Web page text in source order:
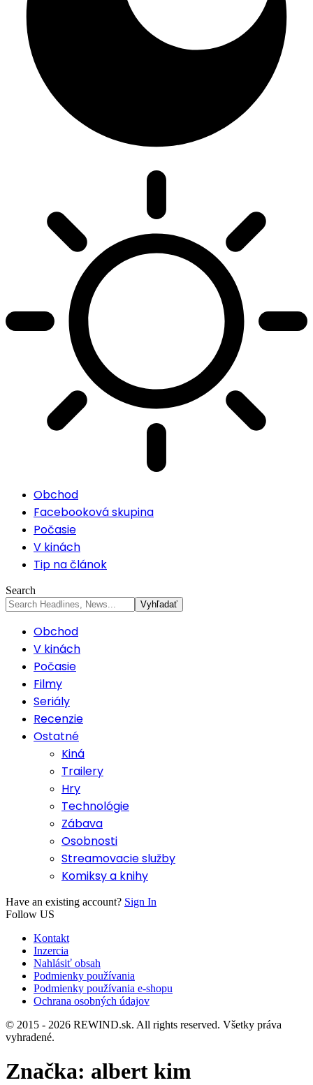
Obchod
Facebooková skupina
Počasie
V kinách
Tip na článok
Search
Obchod
V kinách
Počasie
Filmy
Seriály
Recenzie
Ostatné
Kiná
Trailery
Hry
Technológie
Zábava
Osobnosti
Streamovacie služby
Komiksy a knihy
Have an existing account? Sign In
Follow US
Kontakt
Inzercia
Nahlásiť obsah
Podmienky používania
Podmienky používania e-shopu
Ochrana osobných údajov
© 2015 - 2026 REWIND.sk. All rights reserved. Všetky práva
vyhradené.
Značka: albert kim